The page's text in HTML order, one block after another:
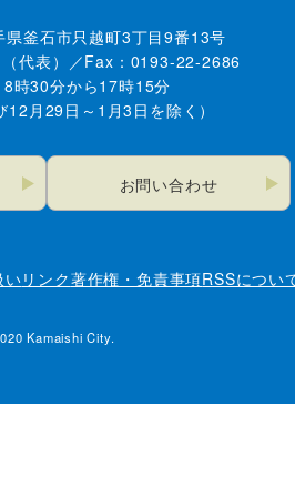
釜石市只越町3丁目9番13号
代表）／Fax：0193-22-2686
8時30分から17時15分
12月29日～1月3日を除く）
お問い合わせ
いリンク著作権・免責事項RSSについ
Kamaishi City.